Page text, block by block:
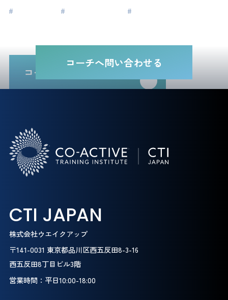
# # #
コーチ一覧に戻る
コーチへ問い合わせる
CTI JAPAN
株式会社ウエイクアップ
〒141-0031 東京都品川区西五反田8-3-16
西五反田8丁目ビル3階
営業時間：平日10:00-18:00